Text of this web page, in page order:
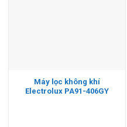
Máy lọc không khí
Electrolux PA91-406GY